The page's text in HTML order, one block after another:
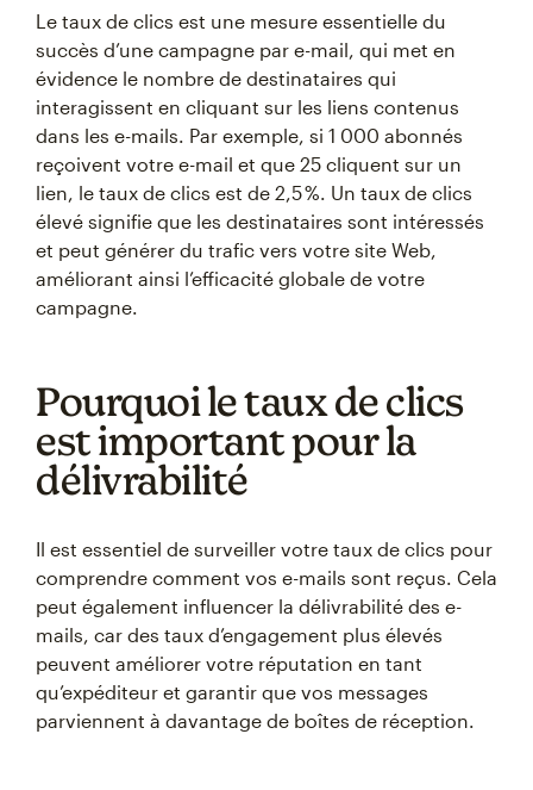
Le taux de clics est une mesure essentielle du
succès d’une campagne par e-mail, qui met en
évidence le nombre de destinataires qui
interagissent en cliquant sur les liens contenus
dans les e-mails. Par exemple, si 1 000 abonnés
reçoivent votre e-mail et que 25 cliquent sur un
lien, le taux de clics est de 2,5 %. Un taux de clics
élevé signifie que les destinataires sont intéressés
et peut générer du trafic vers votre site Web,
améliorant ainsi l’efficacité globale de votre
campagne.
Pourquoi le taux de clics
est important pour la
délivrabilité
Il est essentiel de surveiller votre taux de clics pour
comprendre comment vos e-mails sont reçus. Cela
peut également influencer la délivrabilité des e-
mails, car des taux d’engagement plus élevés
peuvent améliorer votre réputation en tant
qu’expéditeur et garantir que vos messages
parviennent à davantage de boîtes de réception.